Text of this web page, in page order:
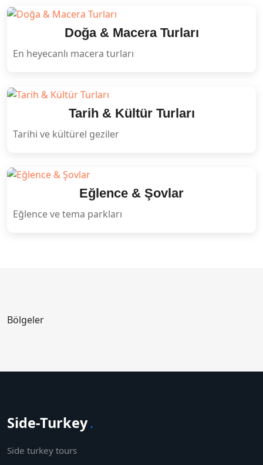
Doğa & Macera Turları
En heyecanlı macera turları
Tarih & Kültür Turları
Tarihi ve kültürel geziler
Eğlence & Şovlar
Eğlence ve tema parkları
Bölgeler
Side-Turkey.
Side turkey tours